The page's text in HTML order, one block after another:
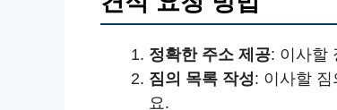
정확한 주소 제공: 이사할
짐의 목록 작성: 이사할
요.